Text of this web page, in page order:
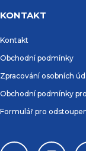
KONTAKT
Kontakt
Obchodní podmínky
Zpracování osobních
Obchodní podmínky
Formulář pro